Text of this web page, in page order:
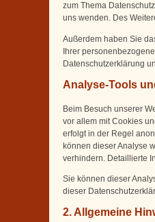
zum Thema
uns wenden. Des
Außerdem haben Sie
Ihrer
Datenschutzerklärung
Analyse-Tools
Beim Besuch unserer
vor allem mit Cookies
erfolgt in der Regel
können dieser Analyse
verhindern. Detaillierte
Sie können dieser
dieser
2. Allgemeine